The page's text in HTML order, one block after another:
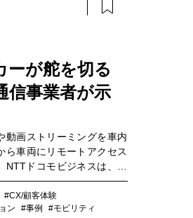
business SIGN』を解説し
ーが舵を切る
信事業者が示
動画ストリーミングを車内
ら車両にリモートアクセス
ドコモビジネスは、そ
ィをBMWに提供していま
NTTドコモビジネスはどう
クテッドカーの先にある
#CX/顧客体験
ン #事例 #モビリティ